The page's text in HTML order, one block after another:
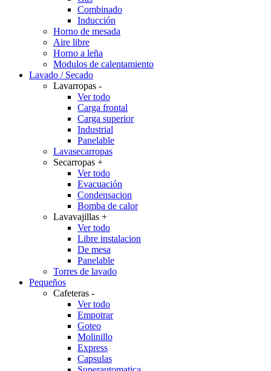
Combinado
Inducción
Horno de mesada
Aire libre
Horno a leña
Modulos de calentamiento
Lavado / Secado
Lavarropas -
Ver todo
Carga frontal
Carga superior
Industrial
Panelable
Lavasecarropas
Secarropas +
Ver todo
Evacuación
Condensacion
Bomba de calor
Lavavajillas +
Ver todo
Libre instalacion
De mesa
Panelable
Torres de lavado
Pequeños
Cafeteras -
Ver todo
Empotrar
Goteo
Molinillo
Express
Capsulas